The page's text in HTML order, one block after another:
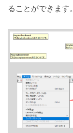
ることができます。